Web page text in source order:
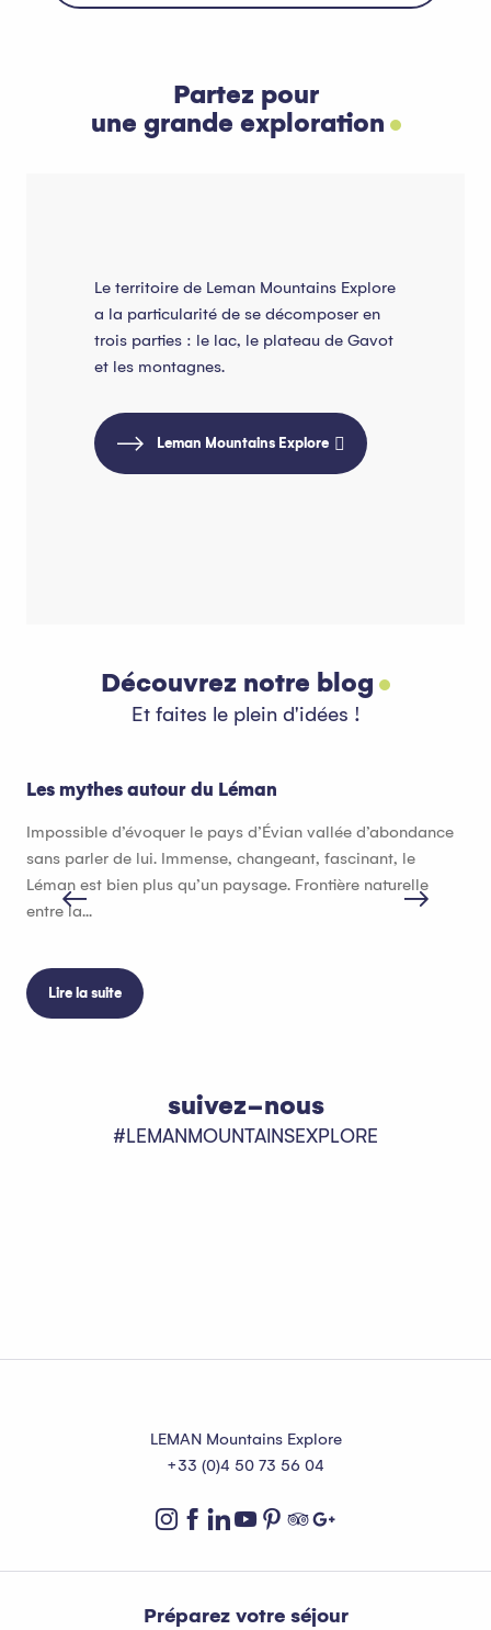
Partez pour
une grande exploration
Le territoire de Leman Mountains Explore
a la particularité de se décomposer en
trois parties : le lac, le plateau de Gavot
et les montagnes.
Leman Mountains Explore
Découvrez notre blog
Et faites le plein d'idées !
Les mythes autour du Léman
Impossible d’évoquer le pays d’Évian vallée d’abondance
sans parler de lui. Immense, changeant, fascinant, le
Léman est bien plus qu’un paysage. Frontière naturelle
entre la...
Lire la suite
suivez-nous
#LEMANMOUNTAINSEXPLORE
LEMAN Mountains Explore
+33 (0)4 50 73 56 04
Préparez votre séjour